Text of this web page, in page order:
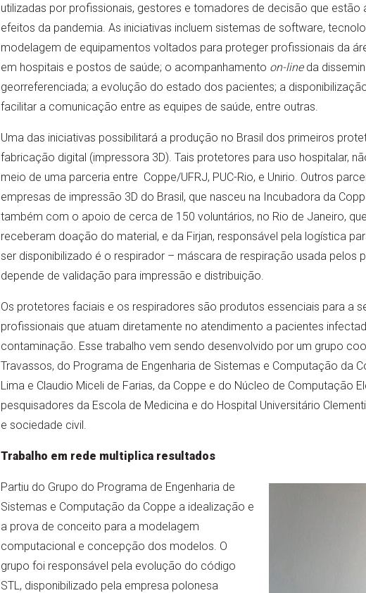
utilizadas por profissionais, gestores e tomadores de decisão que estão
efeitos da pandemia. As iniciativas incluem sistemas de software,
modelagem de equipamentos voltados para proteger profissionais da
em hospitais e postos de saúde; o acompanhamento on-lineda
georreferenciada; a evolução do estado dos pacientes; a
facilitar a comunicação entre as equipes de saúde, entre outras.
Uma das iniciativas possibilitará a produção no Brasil dos primeiros
fabricação digital (impressora 3D). Tais protetores para uso hospitalar,
meio de uma parceria entre Coppe/UFRJ, PUC-Rio, e Unirio. Outros
empresas de impressão 3D do Brasil, que nasceu na Incubadora da
também com o apoio de cerca de 150 voluntários, no Rio de Janeiro,
receberam doação do material, e da Firjan, responsável pela logística
ser disponibilizado é o respirador – máscara de respiração usada pelos
depende de validação para impressão e distribuição.
Os protetores faciais e os respiradores são produtos essenciais para a
profissionais que atuam diretamente no atendimento a pacientes
contaminação. Esse trabalho vem sendo desenvolvido por um grupo
Travassos, do Programa de Engenharia de Sistemas e Computação da
Lima e Claudio Miceli de Farias, da Coppe e do Núcleo de Computação
pesquisadores da Escola de Medicina e do Hospital Universitário
e sociedade civil.
Trabalho em rede multiplica resultados
Partiu do Grupo do Programa de Engenharia de
Sistemas e Computação da Coppe a idealização e
a prova de conceito para a modelagem
computacional e concepção dos modelos. O
grupo foi responsável pela evolução do código
STL, disponibilizado pela empresa polonesa